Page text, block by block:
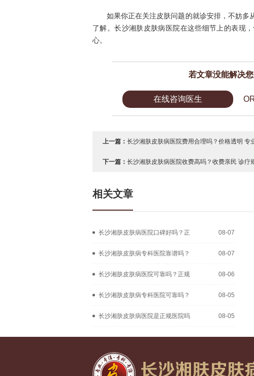
如果你正在关注皮肤问题的就诊安排，不妨
了解。长沙湘肤皮肤病医院在这些细节上的表现
心。
若文章没能解决
在线咨询医生
上一篇： 长沙湘肤皮肤病医院费用合理吗？价格透明 专
下一篇： 长沙湘肤皮肤病医院收费高吗？收费亲民 诊疗
相关文章
长沙湘肤皮肤病医院口碑好吗？正 08-07
长沙湘肤皮肤病专科医院靠谱吗？ 08-07
长沙湘肤皮肤病医院可靠吗？正规 08-06
长沙湘肤皮肤病专科医院可靠吗？ 08-05
长沙湘肤皮肤病医院是正规医院吗 08-05